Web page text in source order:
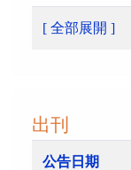
[ 全部展開 ]
出刊
公告日期